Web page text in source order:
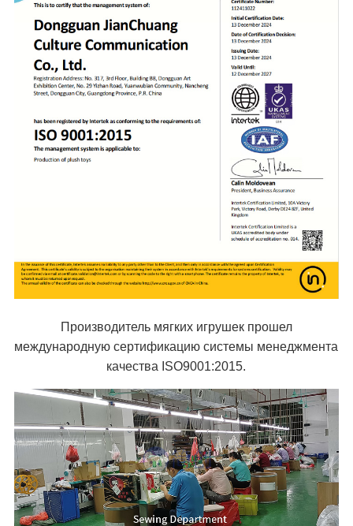
Производитель мягких игрушек прошел
международную сертификацию системы менеджмента
качества ISO9001:2015.